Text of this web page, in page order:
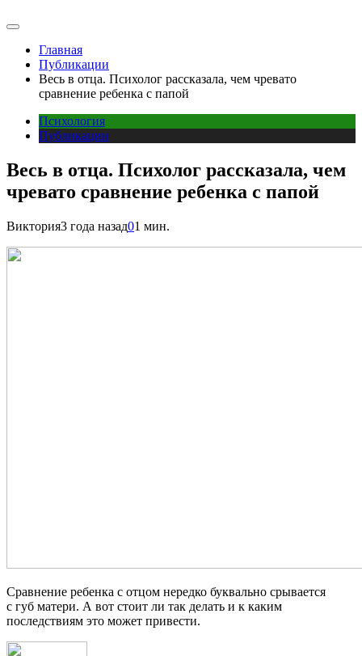
Главная
Публикации
Весь в отца. Психолог рассказала, чем чревато
сравнение ребенка с папой
Психология
Публикации
Весь в отца. Психолог рассказала, чем
чревато сравнение ребенка с папой
Виктория3 года назад01 мин.
Сравнение ребенка с отцом нередко буквально срывается
с губ матери. А вот стоит ли так делать и к каким
последствиям это может привести.